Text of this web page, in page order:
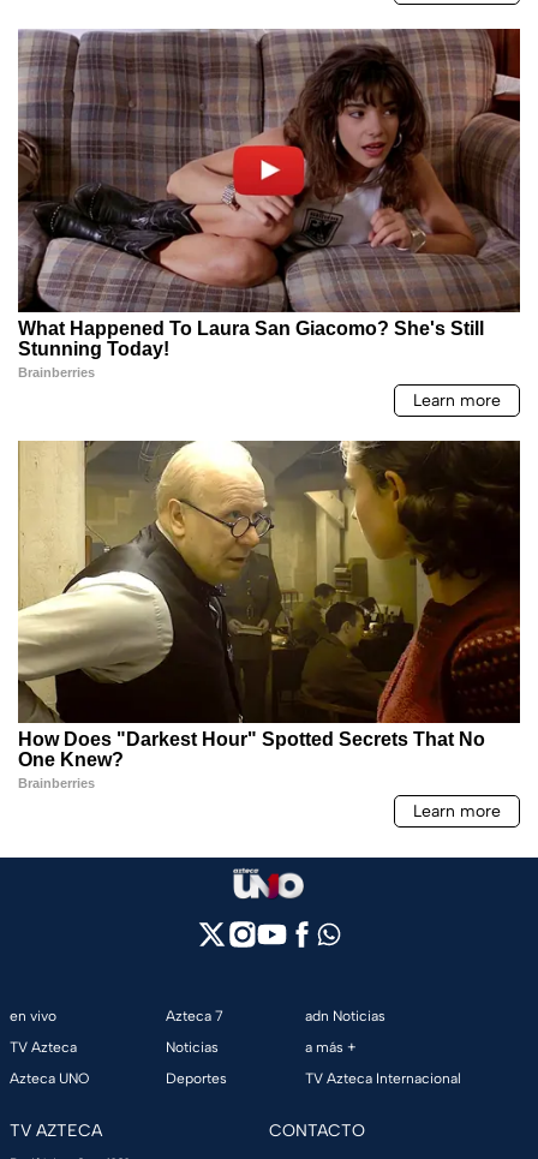
en vivo
TV Azteca
Azteca UNO
Azteca 7
Noticias
Deportes
adn Noticias
a más +
TV Azteca Internacional
TV AZTECA CONTACTO